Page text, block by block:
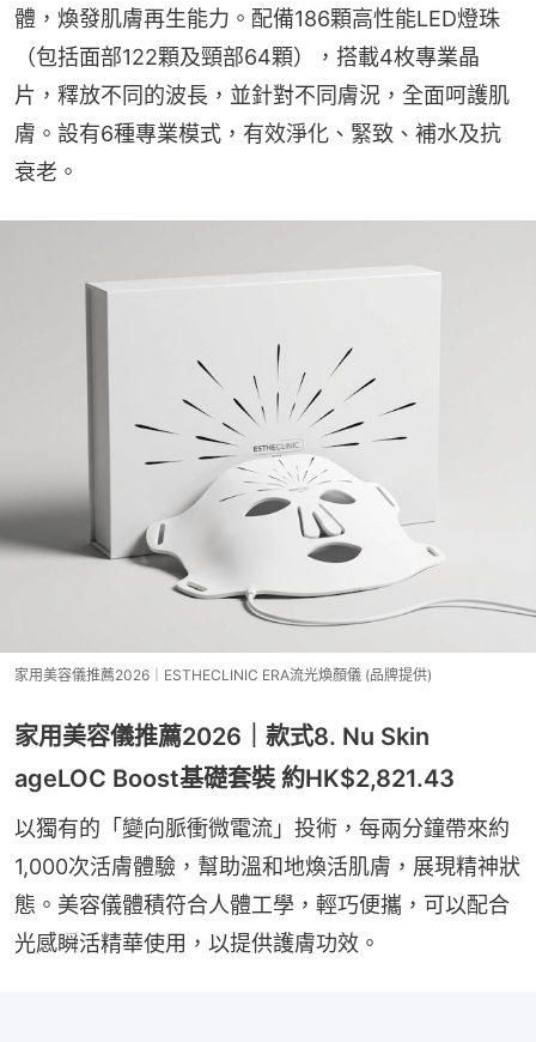
體，煥發肌膚再生能力。配備186顆高性能LED燈珠
（包括面部122顆及頸部64顆），搭載4枚專業晶
片，釋放不同的波長，並針對不同膚況，全面呵護肌
膚。設有6種專業模式，有效淨化、緊致、補水及抗
衰老。
家用美容儀推薦2026｜ESTHECLINIC ERA流光煥顏儀 (品牌提供)
家用美容儀推薦2026｜款式8. Nu Skin
ageLOC Boost基礎套裝 約HK$2,821.43
以獨有的「變向脈衝微電流」投術，每兩分鐘帶來約
1,000次活膚體驗，幫助溫和地煥活肌膚，展現精神狀
態。美容儀體積符合人體工學，輕巧便攜，可以配合
光感瞬活精華使用，以提供護膚功效。